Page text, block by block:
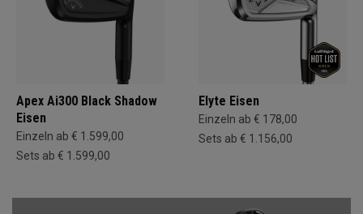
Apex Ai300 Black Shadow
Eisen
Einzeln ab € 1.599,00
Sets ab € 1.599,00
Elyte Eisen
Einzeln ab € 178,00
Sets ab € 1.156,00